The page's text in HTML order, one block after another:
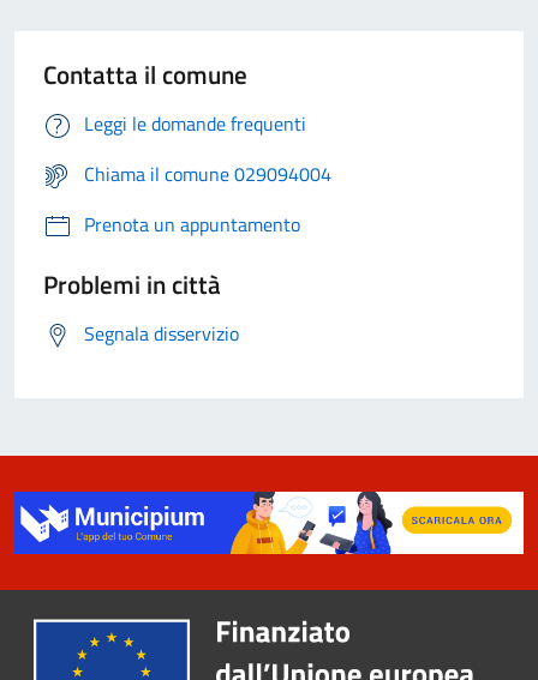
Contatta il comune
Leggi le domande frequenti
Chiama il comune 029094004
Prenota un appuntamento
Problemi in città
Segnala disservizio